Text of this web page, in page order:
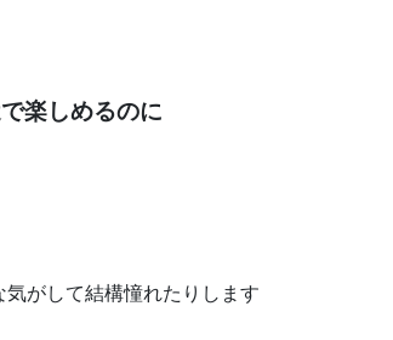
楽しめるのに
がして結構憧れたりします